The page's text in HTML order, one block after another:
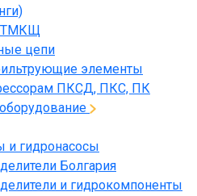
ТМКЩ
цепи
элементы
ПКСД, ПКС, ПК
и гидронасосы
Болгария
и гидрокомпоненты